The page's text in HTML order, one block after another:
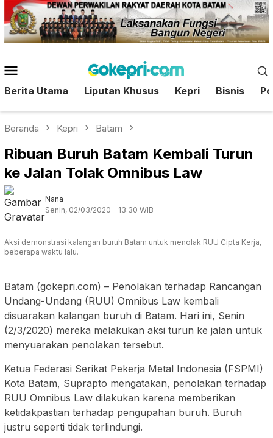
Loncat
ke
konten
Mobile
Berita Utama Liputan Khusus Kepri Bisnis
Beranda Kepri Batam
Ribuan Buruh Batam Kembali Turun
ke Jalan Tolak Omnibus Law
Nana
Senin, 02/03/2020 - 13:30 WIB
Aksi demonstrasi kalangan buruh Batam untuk menolak RUU Cipta Kerja,
beberapa waktu lalu.
Batam (gokepri.com) – Penolakan terhadap Rancangan
Undang-Undang (RUU) Omnibus Law kembali
disuarakan kalangan buruh di Batam. Hari ini, Senin
(2/3/2020) mereka melakukan aksi turun ke jalan untuk
menyuarakan penolakan tersebut.
Ketua Federasi Serikat Pekerja Metal Indonesia (FSPMI)
Kota Batam, Suprapto mengatakan, penolakan terhadap
RUU Omnibus Law dilakukan karena memberikan
ketidakpastian terhadap pengupahan buruh. Buruh
justru seperti tidak terlindungi.